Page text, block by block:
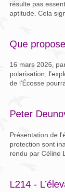
résulte pas
aptitude. Cela
Que
16 mars 2026,
polarisation,
de l’Écosse
Peter
Présentation de
protection sont
rendu par Céline
L214 -